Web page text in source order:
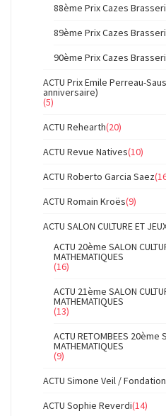
88ème Prix Cazes
89ème Prix Cazes
90ème Prix Cazes
ACTU Prix Emile Perreau-
anniversaire)
(5)
ACTU Rehearth(20)
ACTU Revue Natives(10)
ACTU Roberto Garcia Saez
ACTU Romain Kroës(9)
ACTU SALON CULTURE ET
ACTU 20ème SALON
MATHEMATIQUES
(16)
ACTU 21ème SALON
MATHEMATIQUES
(13)
ACTU RETOMBEES 20ème
MATHEMATIQUES
(9)
ACTU Simone Veil /
ACTU Sophie Reverdi(14)